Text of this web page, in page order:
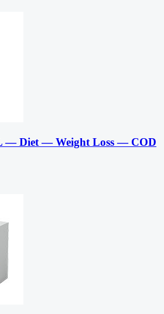
— Diet — Weight Loss — COD